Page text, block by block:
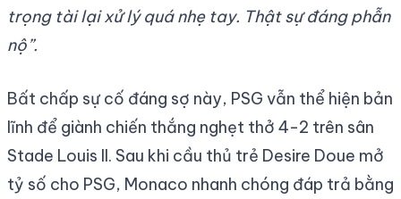
trọng tài lại xử lý quá nhẹ tay. Thật sự đáng phẫn
nộ”.
Bất chấp sự cố đáng sợ này, PSG vẫn thể hiện bản
lĩnh để giành chiến thắng nghẹt thở 4-2 trên sân
Stade Louis II. Sau khi cầu thủ trẻ Desire Doue mở
tỷ số cho PSG, Monaco nhanh chóng đáp trả bằng